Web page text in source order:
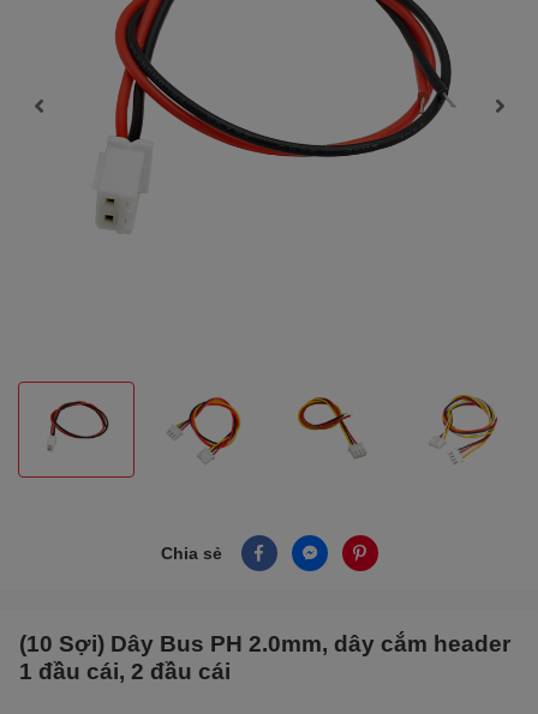
Chia sẻ
(10 Sợi) Dây Bus PH 2.0mm, dây cắm header
1 đầu cái, 2 đầu cái